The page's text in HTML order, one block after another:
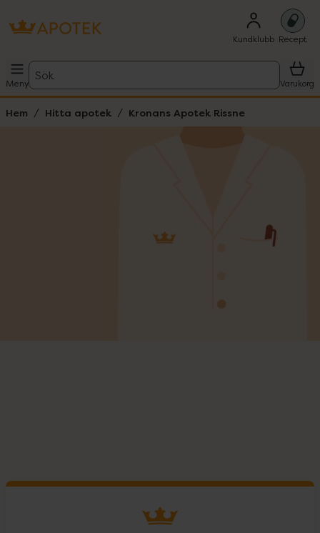
Kundklubb Recept
Meny
Sök
Varukorg
Hem Hitta apotek Kronans Apotek Rissne